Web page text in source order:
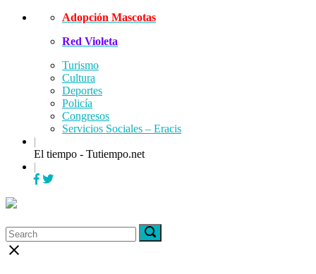
Skip
Adopción Mascotas
Red Violeta
Turismo
Cultura
Deportes
Policía
Congresos
Servicios Sociales – Eracis
|
El tiempo - Tutiempo.net
|
Menu
Search
for:
Search
for:
Search
Close